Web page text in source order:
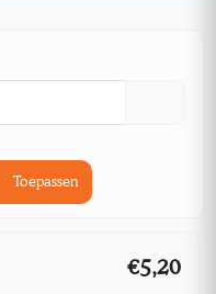
Toepassen
€5,20